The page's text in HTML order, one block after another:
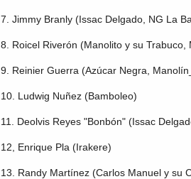
7. Jimmy Branly (Issac Delgado, NG La
8. Roicel Riverón (Manolito y su Trabuco,
9. Reinier Guerra (Azúcar Negra,
10. Ludwig Nuñez (Bamboleo)
11. Deolvis Reyes "Bonbón" (Issac
12, Enrique Pla (Irakere)
13. Randy Martínez (Carlos Manuel y su